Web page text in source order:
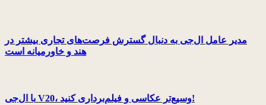
مدیر عامل ال‌جی به دنبال گسترش فرصت‌های تجاری بیشتر در
هند و خاورمیانه است
با ال‌جی V20، وسیع‌تر عکاسی و فیلم‌برداری کنید!